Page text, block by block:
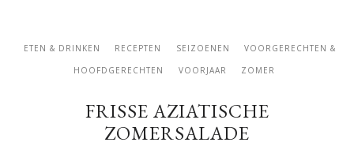
ETEN & DRINKEN RECEPTEN SEIZOENEN
VOORGERECHTEN &
HOOFDGERECHTEN
VOORJAAR ZOMER
FRISSE AZIATISCHE
ZOMERSALADE